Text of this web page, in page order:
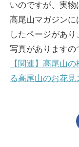
いのですが、実物
高尾山マガジン
したページがあ
写真がありますの
【関連】高尾山
る高尾山のお花